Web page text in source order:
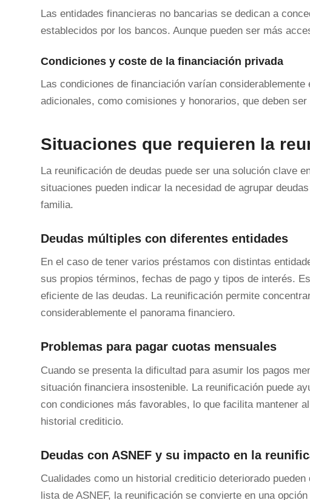
Las entidades financieras no bancarias se dedican a
establecidos por los bancos. Aunque pueden ser más
Condiciones y coste de la financiación privada
Las condiciones de financiación varían
adicionales, como comisiones y honorarios, que deben
Situaciones que requieren la
La reunificación de deudas puede ser una solución clave
situaciones pueden indicar la necesidad de agrupar
familia.
Deudas múltiples con diferentes entidades
En el caso de tener varios préstamos con distintas
sus propios términos, fechas de pago y tipos de interés.
eficiente de las deudas. La reunificación permite
considerablemente el panorama financiero.
Problemas para pagar cuotas mensuales
Cuando se presenta la dificultad para asumir los pagos
situación financiera insostenible. La reunificación puede
con condiciones más favorables, lo que facilita mantener
historial crediticio.
Deudas con ASNEF y su impacto en la
Cualidades como un historial crediticio deteriorado
lista de ASNEF, la reunificación se convierte en una